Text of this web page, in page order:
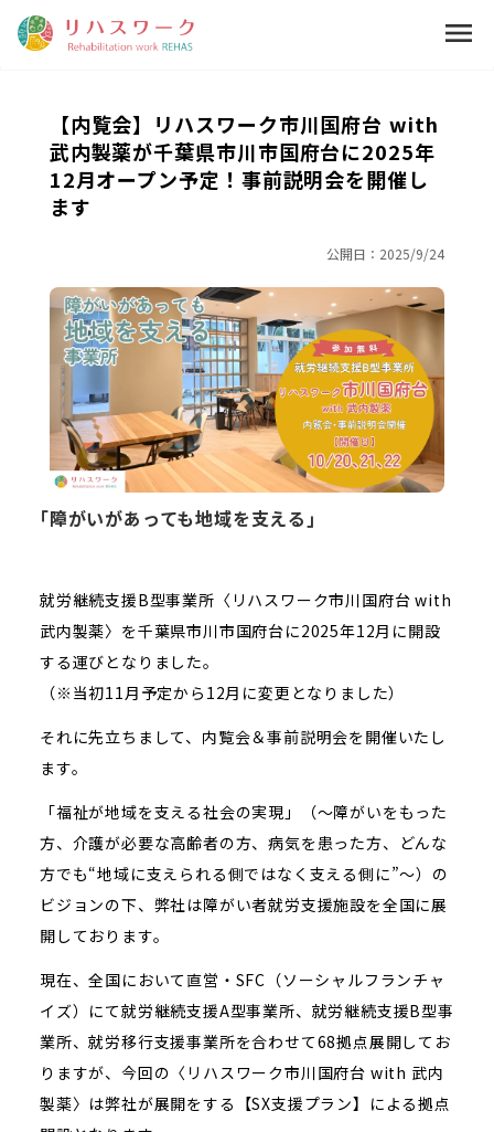
menu
【内覧会】リハスワーク市川国府台 with
武内製薬が千葉県市川市国府台に2025年
12月オープン予定！事前説明会を開催し
ます
公開日： 2025/9/24
｢障がいがあっても地域を支える｣
就労継続支援B型事業所〈リハスワーク市川国府台 with
武内製薬〉を千葉県市川市国府台に2025年12月に開設
する運びとなりました。
（※当初11月予定から12月に変更となりました）
それに先立ちまして、内覧会＆事前説明会を開催いたし
ます。
「福祉が地域を支える社会の実現」（～障がいをもった
方、介護が必要な高齢者の方、病気を患った方、どんな
方でも“地域に支えられる側ではなく支える側に”～）の
ビジョンの下、弊社は障がい者就労支援施設を全国に展
開しております。
現在、全国において直営・SFC（ソーシャルフランチャ
イズ）にて就労継続支援A型事業所、就労継続支援B型事
業所、就労移行支援事業所を合わせて68拠点展開してお
りますが、今回の〈リハスワーク市川国府台 with 武内
製薬〉は弊社が展開をする【SX支援プラン】による拠点